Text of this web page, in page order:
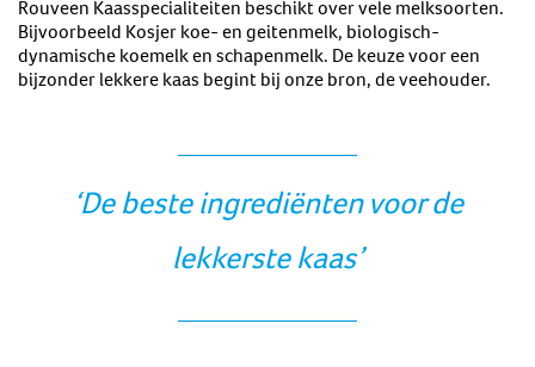
Rouveen Kaasspecialiteiten beschikt over vele melksoorten.
Bijvoorbeeld Kosjer koe- en geitenmelk, biologisch-
dynamische koemelk en schapenmelk. De keuze voor een
bijzonder lekkere kaas begint bij onze bron, de veehouder.
‘De beste ingrediënten voor de
lekkerste kaas’